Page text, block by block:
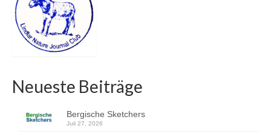
Neueste Beiträge
Bergische Sketchers
Juli 27, 2026